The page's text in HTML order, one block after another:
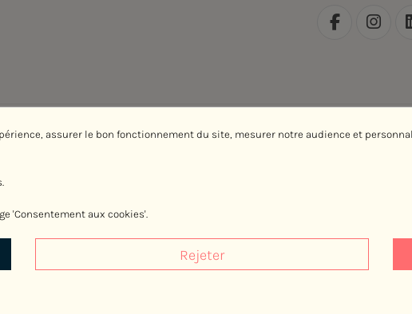
assurer le bon fonctionnement du site, mesurer notre audience et
'Consentement aux cookies'.
Rejeter